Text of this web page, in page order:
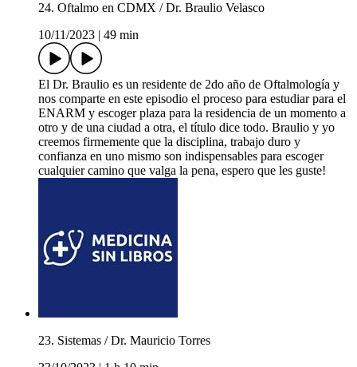
24. Oftalmo en CDMX / Dr. Braulio Velasco
10/11/2023
49 min
El Dr. Braulio es un residente de 2do año de Oftalmología y
nos comparte en este episodio el proceso para estudiar para el
ENARM y escoger plaza para la residencia de un momento a
otro y de una ciudad a otra, el título dice todo. Braulio y yo
creemos firmemente que la disciplina, trabajo duro y
confianza en uno mismo son indispensables para escoger
cualquier camino que valga la pena, espero que les guste!
23. Sistemas / Dr. Mauricio Torres